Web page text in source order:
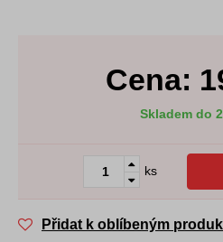
Cena:
Skladem do
ks
Přidat k oblíbeným